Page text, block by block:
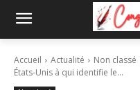
Accueil Actualité Non classé
États-Unis à qui identifie le...